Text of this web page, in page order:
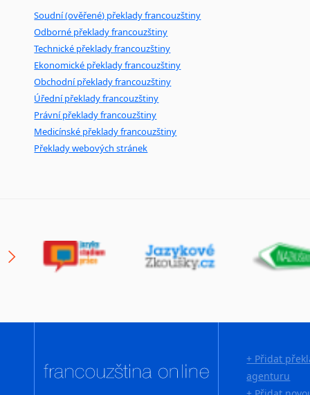
Soudní (ověřené) překlady francouzštiny
Odborné překlady francouzštiny
Technické překlady francouzštiny
Ekonomické překlady francouzštiny
Obchodní překlady francouzštiny
Úřední překlady francouzštiny
Právní překlady francouzštiny
Medicínské překlady francouzštiny
Překlady webových stránek
+ Přidat
agenturu